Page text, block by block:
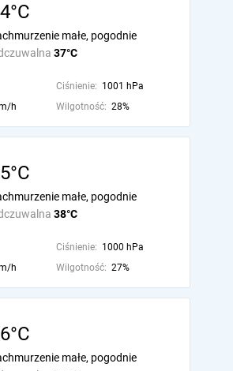
37°C
małe, pogodnie
Ciśnienie: 1001 hPa
h Wilgotność: 28%
38°C
małe, pogodnie
Ciśnienie: 1000 hPa
h Wilgotność: 27%
małe, pogodnie